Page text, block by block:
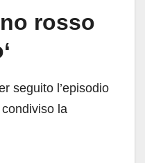
rosso
‘
seguito l’episodio
la